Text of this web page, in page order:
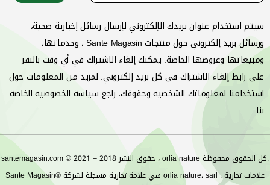
سيتم استخدام عنوان بريدك الإلكتروني لإرسال رسائل إخبارية صحية،
ورسائل بريد إلكتروني حول منتجات Sante Magasin ، وخدماتها،
ومبيعاتها وعروضها الخاصة. يمكنك إلغاء الاشتراك في أي وقت بالنقر
على رابط إلغاء الاشتراك في كل بريد إلكتروني. لمزيد من المعلومات حول
استخدامنا لمعلوماتك الشخصية وحقوقك، راجع سياسة الخصوصية الخاصة
بنا.
santemagasin.com © حقوق النشر 2018 – 2021 ، orlia nature كل الحقوق محفوظة.
Sante Magasin® هي علامة تجارية مسجلة لشركة orlia nature، sarl . علامات تجارية